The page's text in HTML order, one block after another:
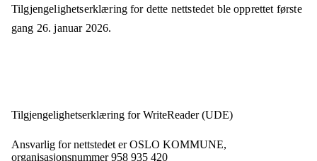
Tilgjengelighetserklæring for dette nettstedet ble opprettet første
gang 26. januar 2026.
Tilgjengelighets­erklæring forWriteReader (UDE)
Ansvarlig for nettstedet erOSLO KOMMUNE,
organisasjonsnummer 958 935 420